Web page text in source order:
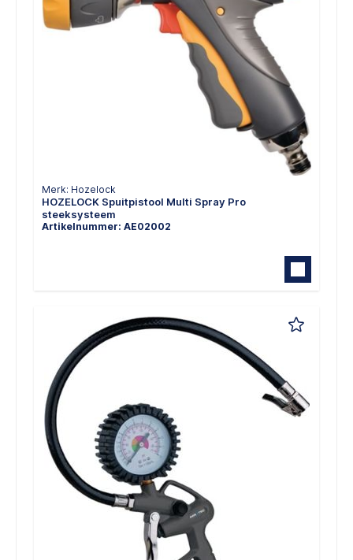
Merk: Hozelock
HOZELOCK Spuitpistool Multi Spray Pro
steeksysteem
Artikelnummer: AE02002